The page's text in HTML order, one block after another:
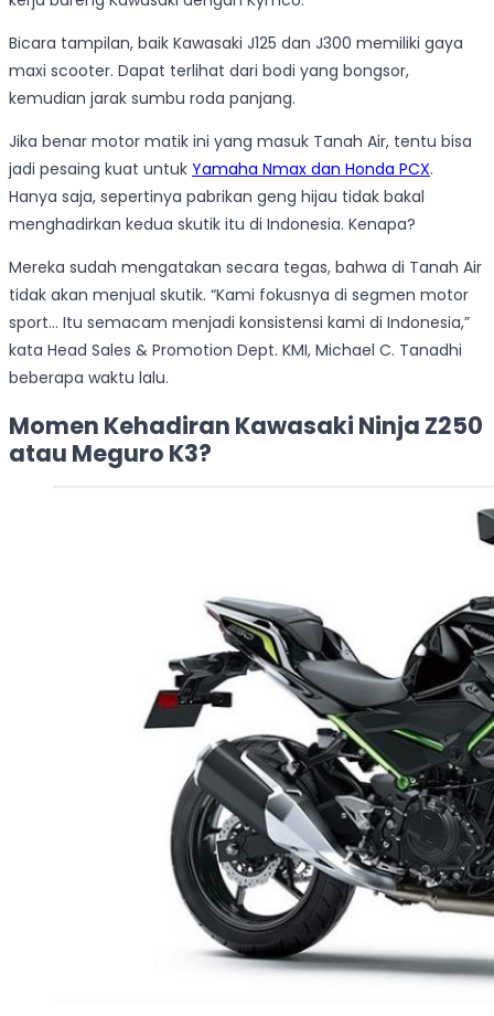
Bicara tampilan, baik Kawasaki J125 dan J300 memiliki gaya
maxi scooter. Dapat terlihat dari bodi yang bongsor,
kemudian jarak sumbu roda panjang.
Jika benar motor matik ini yang masuk Tanah Air, tentu bisa
jadi pesaing kuat untuk Yamaha Nmax dan Honda PCX.
Hanya saja, sepertinya pabrikan geng hijau tidak bakal
menghadirkan kedua skutik itu di Indonesia. Kenapa?
Mereka sudah mengatakan secara tegas, bahwa di Tanah Air
tidak akan menjual skutik. “Kami fokusnya di segmen motor
sport… Itu semacam menjadi konsistensi kami di Indonesia,”
kata Head Sales & Promotion Dept. KMI, Michael C. Tanadhi
beberapa waktu lalu.
Momen Kehadiran Kawasaki Ninja Z250
atau Meguro K3?